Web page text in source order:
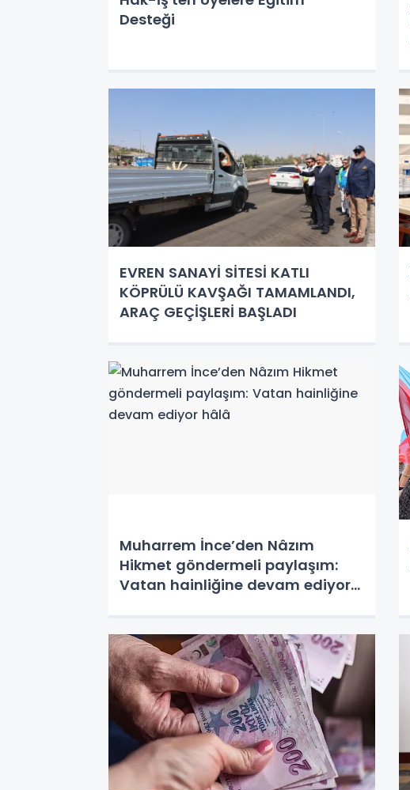
Desteği
EVREN SANAYİ SİTESİ KATLI
KÖPRÜLÜ KAVŞAĞI TAMAMLANDI,
ARAÇ GEÇİŞLERİ BAŞLADI
Muharrem İnce’den Nâzım
Hikmet göndermeli paylaşım:
Vatan hainliğine devam ediyor